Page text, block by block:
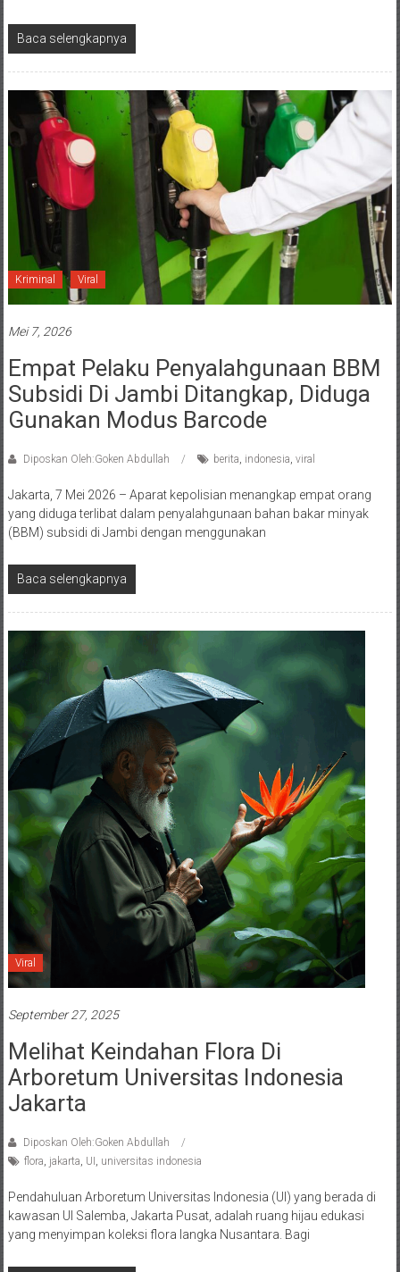
Baca selengkapnya
Kriminal Viral
Mei 7, 2026
Empat Pelaku Penyalahgunaan BBM
Subsidi Di Jambi Ditangkap, Diduga
Gunakan Modus Barcode
Diposkan Oleh:Goken Abdullah berita, indonesia, viral
Jakarta, 7 Mei 2026 – Aparat kepolisian menangkap empat orang
yang diduga terlibat dalam penyalahgunaan bahan bakar minyak
(BBM) subsidi di Jambi dengan menggunakan
Baca selengkapnya
Viral
September 27, 2025
Melihat Keindahan Flora Di
Arboretum Universitas Indonesia
Jakarta
Diposkan Oleh:Goken Abdullah
flora, jakarta, UI , universitas indonesia
Pendahuluan Arboretum Universitas Indonesia (UI) yang berada di
kawasan UI Salemba, Jakarta Pusat, adalah ruang hijau edukasi
yang menyimpan koleksi flora langka Nusantara. Bagi